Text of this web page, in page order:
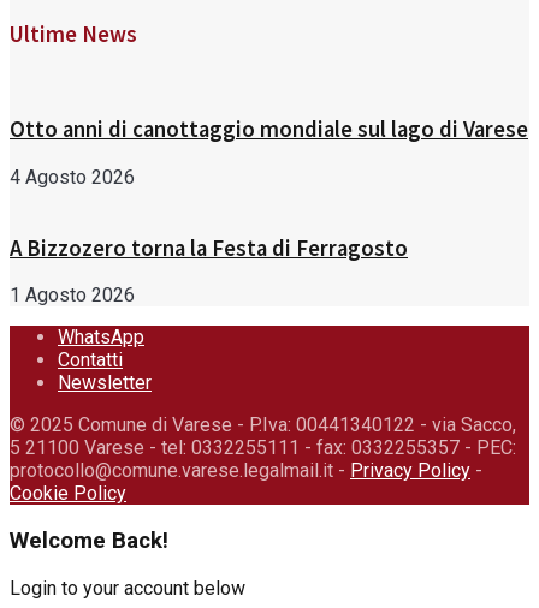
Ultime News
Otto anni di canottaggio mondiale sul lago di Varese
4 Agosto 2026
A Bizzozero torna la Festa di Ferragosto
1 Agosto 2026
WhatsApp
Contatti
Newsletter
© 2025 Comune di Varese - P.Iva: 00441340122 - via Sacco,
5 21100 Varese - tel: 0332255111 - fax: 0332255357 - PEC:
protocollo@comune.varese.legalmail.it - Privacy Policy -
Cookie Policy
Welcome Back!
Login to your account below